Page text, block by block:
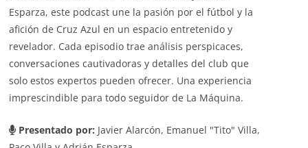
Esparza, este podcast une la pasión por el fútbol y la
afición de Cruz Azul en un espacio entretenido y
revelador. Cada episodio trae análisis perspicaces,
conversaciones cautivadoras y detalles del club que
solo estos expertos pueden ofrecer. Una experiencia
imprescindible para todo seguidor de La Máquina.
Presentado por: Javier Alarcón, Emanuel "Tito" Villa,